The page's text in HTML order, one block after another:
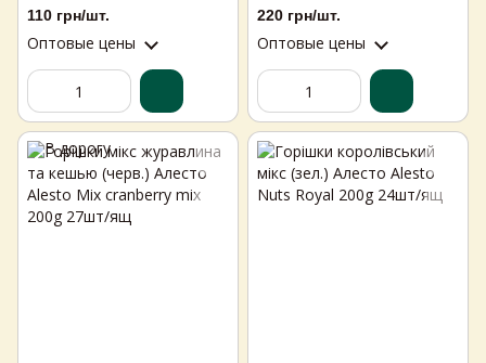
110 грн/шт.
Оптовые цены
220 грн/шт.
Оптовые цены